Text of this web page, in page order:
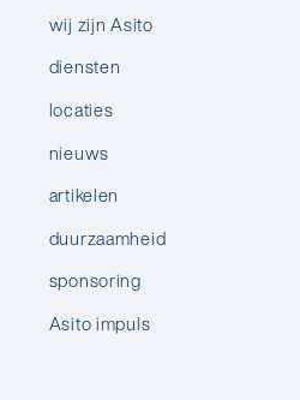
wij zijn Asito
diensten
locaties
nieuws
artikelen
duurzaamheid
sponsoring
Asito impuls